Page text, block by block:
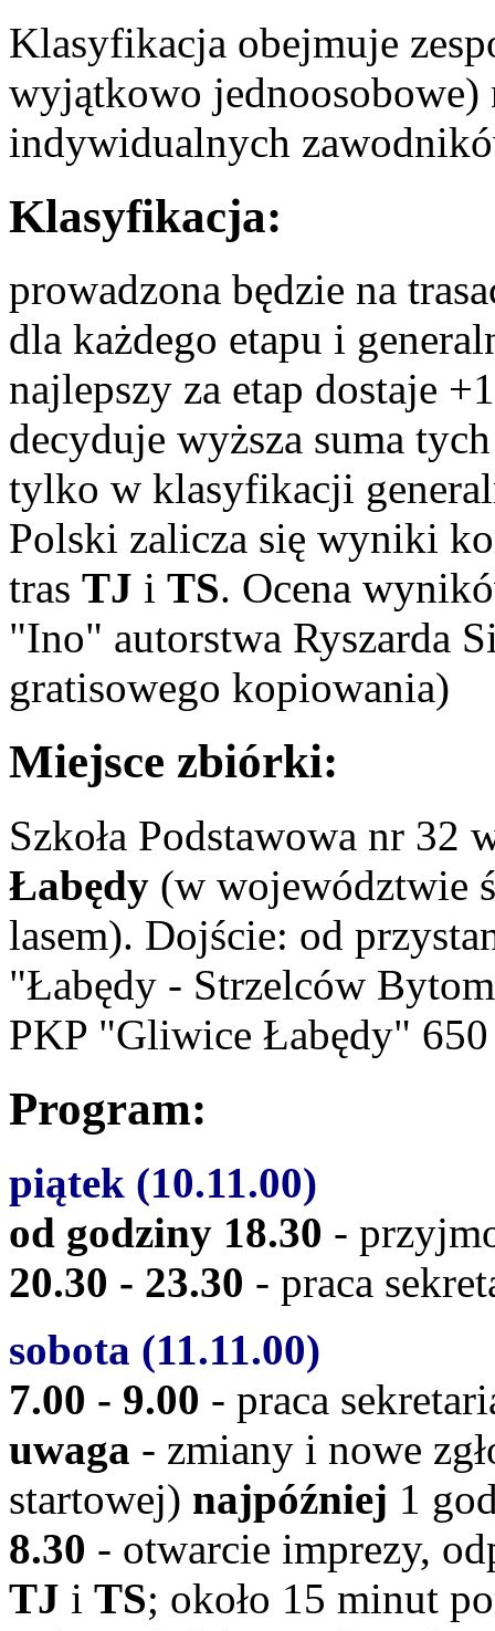
Klasyfikacja obejmuje
wyjątkowo jednoosobowe)
indywidualnych
Klasyfikacja:
prowadzona będzie na
dla każdego etapu i
najlepszy za etap dostaje
decyduje wyższa suma
tylko w klasyfikacji
Polski zalicza się wyniki
tras TJ i TS. Ocena
"Ino" autorstwa Ryszarda
gratisowego kopiowania)
Miejsce zbiórki:
Szkoła Podstawowa nr 32
Łabędy (w województwie
lasem). Dojście: od
"Łabędy - Strzelców
PKP "Gliwice Łabędy"
Program:
piątek (10.11.00)
od godziny 18.30 -
20.30 - 23.30 - praca
sobota (11.11.00)
7.00 - 9.00 - praca
uwaga - zmiany i nowe
startowej) najpóźniej 1
8.30 - otwarcie imprezy,
TJ i TS; około 15 minut